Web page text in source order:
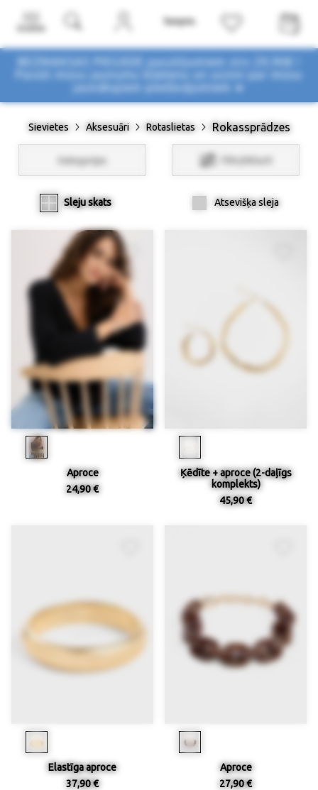
BEZMAKSAS PIEGĀDE pasūtījumiem virs 29,90€ !
Pasūti mūsu jaunumu biļetenu un uzzini par mūsu
Sievietes Aksesuāri Rotaslietas Rokassprādzes
Kategorijas Filtri/Atlasīt
Sleju skats Atsevišķa sleja
Aproce
24,90 €
Ķēdīte + aproce (2-daļīgs
komplekts)
45,90 €
Elastīga aproce
37,90 €
Aproce
27,90 €